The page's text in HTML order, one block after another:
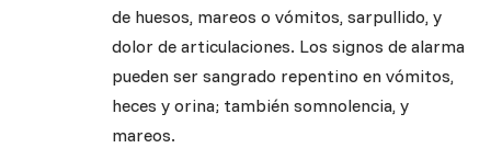
de huesos, mareos o vómitos, sarpullido, y
dolor de articulaciones. Los signos de alarma
pueden ser sangrado repentino en vómitos,
heces y orina; también somnolencia, y
mareos.